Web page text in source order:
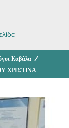
Καβάλα /
ΧΡΙΣΤΙΝΑ